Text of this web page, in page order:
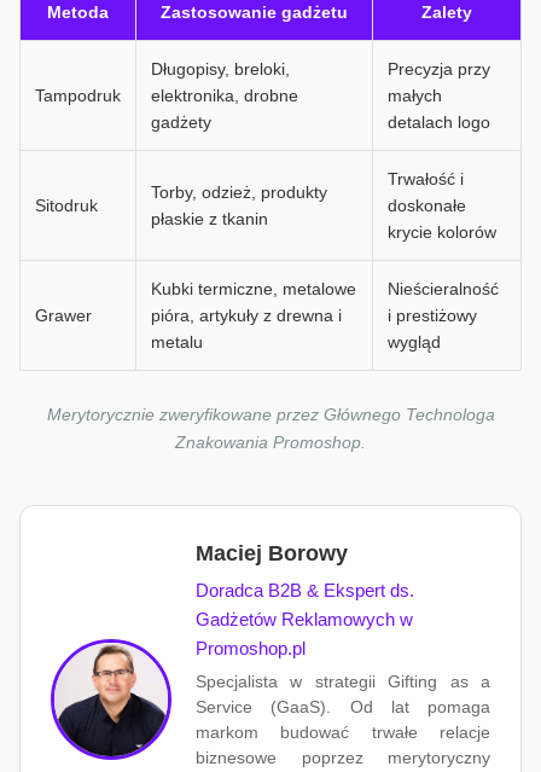
Metoda Zastosowanie gadżetu Zalety
Tampodruk
Długopisy, breloki,
elektronika, drobne
gadżety
Precyzja przy
małych
detalach logo
Sitodruk
Torby, odzież, produkty
płaskie z tkanin
Trwałość i
doskonałe
krycie kolorów
Grawer
Kubki termiczne, metalowe
pióra, artykuły z drewna i
metalu
Nieścieralność
i prestiżowy
wygląd
Merytorycznie zweryfikowane przez Głównego Technologa
Znakowania Promoshop.
Maciej Borowy
Doradca B2B & Ekspert ds.
Gadżetów Reklamowych w
Promoshop.pl
Specjalista w strategii Gifting as a
Service (GaaS). Od lat pomaga
markom budować trwałe relacje
biznesowe poprzez merytoryczny